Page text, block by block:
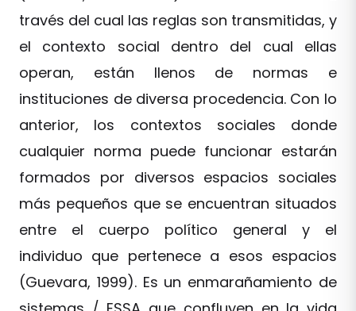
través del cual las reglas son transmitidas, y
el contexto social dentro del cual ellas
operan, están llenos de normas e
instituciones de diversa procedencia. Con lo
anterior, los contextos sociales donde
cualquier norma puede funcionar estarán
formados por diversos espacios sociales
más pequeños que se encuentran situados
entre el cuerpo político general y el
individuo que pertenece a esos espacios
(Guevara, 1999). Es un enmarañamiento de